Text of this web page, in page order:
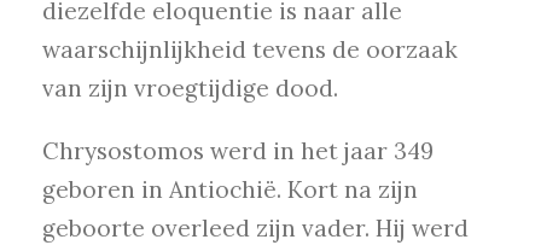
diezelfde eloquentie is naar alle
waarschijnlijkheid tevens de oorzaak
van zijn vroegtijdige dood.
Chrysostomos werd in het jaar 349
geboren in Antiochië. Kort na zijn
geboorte overleed zijn vader. Hij werd